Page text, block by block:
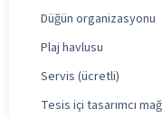
Düğün organizasyonu
Plaj havlusu
Servis (ücretli)
Tesis içi tasarımcı